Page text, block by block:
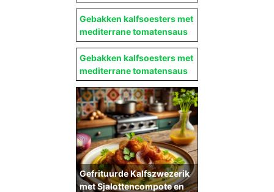
Gebakken kalfsoesters met
mediterrane tomatensaus
Gebakken kalfsoesters met
mediterrane tomatensaus
Gefrituurde Kalfszwezerik
met Sjalottencompote en